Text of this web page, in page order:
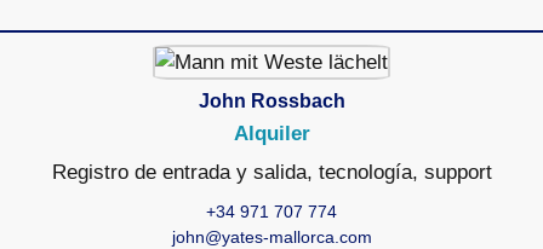
John Rossbach
Alquiler
Registro de entrada y salida, tecnología, support
+34 971 707 774
john@yates-mallorca.com